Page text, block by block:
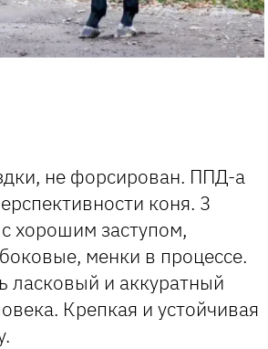
не форсирован. ППД-а
коня. 3
хорошим заступом,
менки в процессе.
ласковый и аккуратный
Крепкая и устойчивая